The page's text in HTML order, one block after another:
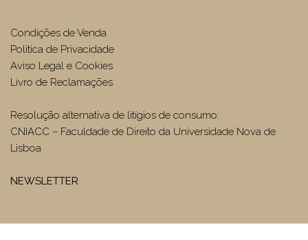
Condições de Venda
Politica de Privacidade
Aviso Legal e Cookies
Livro de Reclamações
Resolução alternativa de litígios de consumo:
CNIACC – Faculdade de Direito da Universidade Nova de
Lisboa
NEWSLETTER